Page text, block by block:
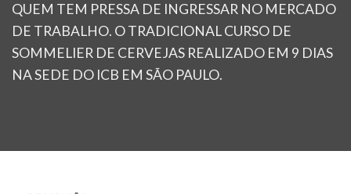
QUEM TEM PRESSA DE INGRESSAR NO MERCADO
DE TRABALHO. O TRADICIONAL CURSO DE
SOMMELIER DE CERVEJAS REALIZADO EM 9 DIAS
NA SEDE DO ICB EM SÃO PAULO.